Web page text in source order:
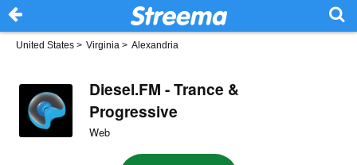
United States > Virginia > Alexandria
Diesel.FM - Trance &
Progressive
Web